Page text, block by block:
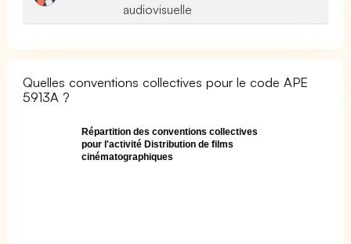
audiovisuelle
Quelles conventions collectives pour le code APE
5913A ?
Répartition des conventions collectives
pour l'activité Distribution de films
cinématographiques